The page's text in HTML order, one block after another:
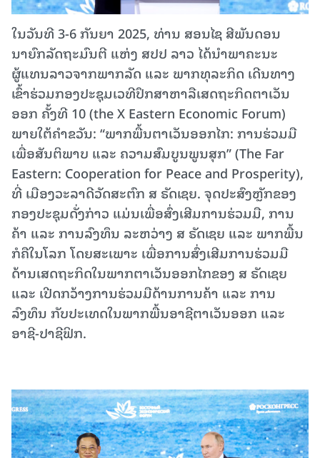
ໃນວັນທີ 3-6 ກັນຍາ 2025, ທ່ານ ສອນໄຊ ສີພັນດອນ
ນາຍົກລັດຖະມົນຕີ ແຫ່ງ ສປປ ລາວ ໄດ້ນຳພາຄະນະ
ຜູ້ແທນລາວຈາກພາກລັດ ແລະ ພາກທຸລະກິດ ເດີນທາງ
ເຂົ້າຮ່ວມກອງປະຊຸມເວທີປຶກສາຫາລືເສດຖະກິດຕາເວັນ
ອອກ ຄັ້ງທີ 10 (the X Eastern Economic Forum)
ພາຍໃຕ້ຄໍາຂວັນ: “ພາກພື້ນຕາເວັນອອກໄກ: ການຮ່ວມມື
ເພື່ອສັນຕິພາບ ແລະ ຄວາມສົມບູນພູນສຸກ” (The Far
Eastern: Cooperation for Peace and Prosperity),
ທີ່ ເມືອງວະລາດີວັດສະຕົກ ສ ຣັດເຊຍ. ຈຸດປະສົງຫຼັກຂອງ
ກອງປະຊຸມດັ່ງກ່າວ ແມ່ນເພື່ອສົ່ງເສີມການຮ່ວມມື, ການ
ຄ້າ ແລະ ການລົງທຶນ ລະຫວ່າງ ສ ​ຣັດເຊຍ ແລະ ພາກພື້ນ
ກໍຄືໃນໂລກ ໂດຍສະເພາະ ເພື່ອການສົ່ງເສີມການຮ່ວມມື
ດ້ານເສດຖະກິດໃນພາກຕາເວັນອອກໄກຂອງ ສ ຣັດເຊຍ
ແລະ ເປີດກວ້າງການຮ່ວມມືດ້ານການຄ້າ ແລະ ການ
ລົງທຶນ ກັບປະເທດໃນພາກພື້ນອາຊີຕາເວັນອອກ ແລະ
ອາຊີ-ປາຊີຟິກ.